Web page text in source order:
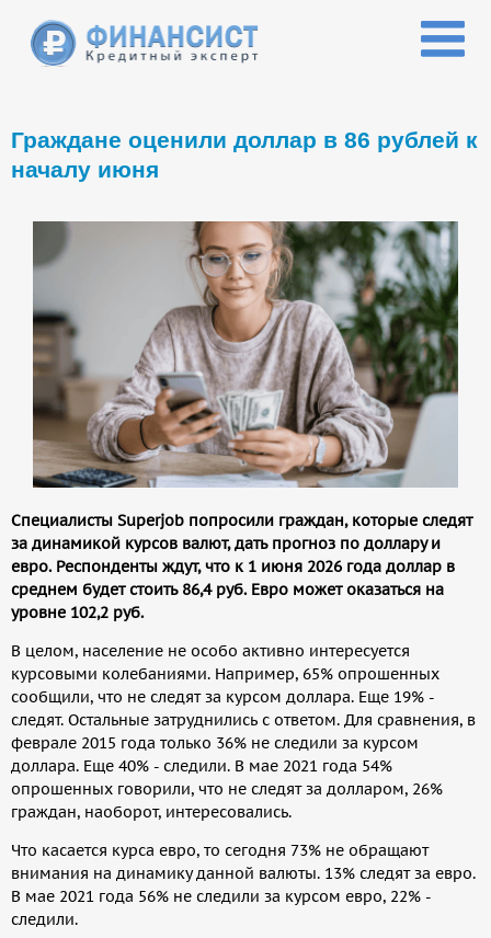
Граждане оценили доллар в 86 рублей к
началу июня
Специалисты Superjob попросили граждан, которые следят
за динамикой курсов валют, дать прогноз по доллару и
евро. Респонденты ждут, что к 1 июня 2026 года доллар в
среднем будет стоить 86,4 руб. Евро может оказаться на
уровне 102,2 руб.
В целом, население не особо активно интересуется
курсовыми колебаниями. Например, 65% опрошенных
сообщили, что не следят за курсом доллара. Еще 19% -
следят. Остальные затруднились с ответом. Для сравнения, в
феврале 2015 года только 36% не следили за курсом
доллара. Еще 40% - следили. В мае 2021 года 54%
опрошенных говорили, что не следят за долларом, 26%
граждан, наоборот, интересовались.
Что касается курса евро, то сегодня 73% не обращают
внимания на динамику данной валюты. 13% следят за евро.
В мае 2021 года 56% не следили за курсом евро, 22% -
следили.